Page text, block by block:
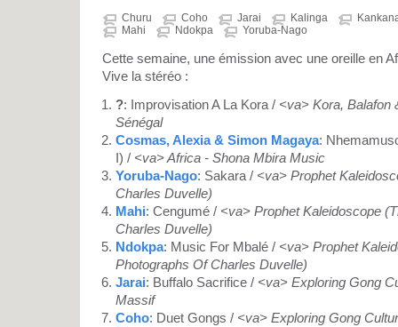
Churu Coho Jarai Kalinga
Mahi
Ndokpa Yoruba-Nago
Cette semaine, une émission avec une oreille en
Vive la stéréo :
?: Improvisation A La Kora / <va> Kora, Balafon
Sénégal
Cosmas, Alexia & Simon Magaya:
I) / <va> Africa - Shona Mbira Music
Yoruba-Nago: Sakara / <va> Prophet
Charles Duvelle)
Mahi: Cengumé / <va> Prophet Kaleidoscope
Charles Duvelle)
Ndokpa: Music For Mbalé / <va> Prophet
Photographs Of Charles Duvelle)
Jarai: Buffalo Sacrifice / <va> Exploring Gong
Massif
Coho: Duet Gongs / <va> Exploring Gong